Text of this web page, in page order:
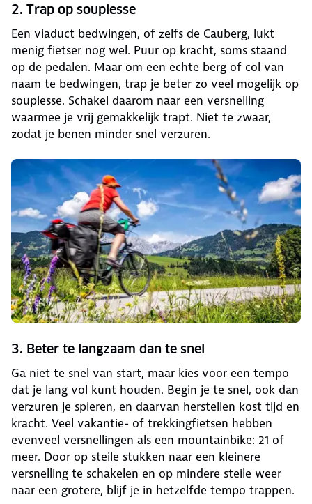
2. Trap op souplesse
Een viaduct bedwingen, of zelfs de Cauberg, lukt
menig fietser nog wel. Puur op kracht, soms staand
op de pedalen. Maar om een echte berg of col van
naam te bedwingen, trap je beter zo veel mogelijk op
souplesse. Schakel daarom naar een versnelling
waarmee je vrij gemakkelijk trapt. Niet te zwaar,
zodat je benen minder snel verzuren.
3. Beter te langzaam dan te snel
Ga niet te snel van start, maar kies voor een tempo
dat je lang vol kunt houden. Begin je te snel, ook dan
verzuren je spieren, en daarvan herstellen kost tijd en
kracht. Veel vakantie- of trekkingfietsen hebben
evenveel versnellingen als een mountainbike: 21 of
meer. Door op steile stukken naar een kleinere
versnelling te schakelen en op mindere steile weer
naar een grotere, blijf je in hetzelfde tempo trappen.